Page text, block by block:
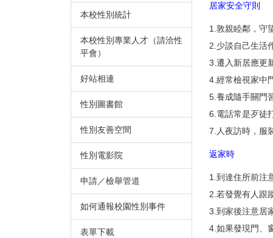
本校性別統計
本校性別專業人才（請洽性
平會）
好站相連
性別圖書館
性別友善空間
性別電影院
申請／檢舉管道
如何通報校園性別事件
表單下載
居家安全守則
1.敦親睦鄰，守
2.少談自己生活
3.遷入新居應更
4.經常檢視家中
5.養成隨手關門
6.電話常是歹徒
7.人夜訪時，服
返家時
1.到達住所前注
2.若發覺有人跟
3.到家後注意居
4.如果發現門、